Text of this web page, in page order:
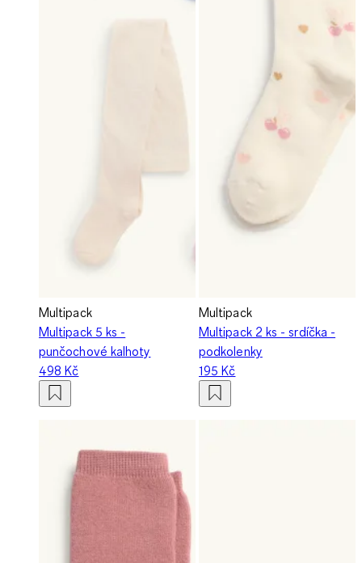
Multipack
Multipack 5 ks -
punčochové kalhoty
498 Kč
Multipack
Multipack 2 ks - srdíčka -
podkolenky
195 Kč